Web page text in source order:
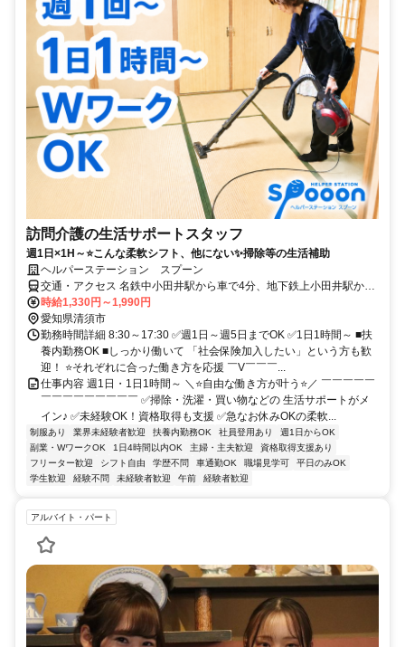
訪問介護の生活サポートスタッフ
週1日×1H～⭐こんな柔軟シフト、他にない✨掃除等の生活補助
ヘルパーステーション スプーン
交通・アクセス 名鉄中小田井駅から車で4分、地下鉄上小田井駅から
車で7分
時給1,330円～1,990円
愛知県清須市
勤務時間詳細 8:30～17:30 ✅週1日～週5日までOK ✅1日1時間～ ■扶
養内勤務OK ■しっかり働いて 「社会保険加入したい」という方も歓
迎！ ⭐それぞれに合った働き方を応援 ￣V￣￣￣...
仕事内容 週1日・1日1時間～ ＼⭐自由な働き方が叶う⭐／ ￣￣￣￣￣
￣￣￣￣￣￣￣￣￣ ✅掃除・洗濯・買い物などの 生活サポートがメ
イン♪ ✅未経験OK！資格取得も支援 ✅急なお休みOKの柔軟...
制服あり 業界未経験者歓迎 扶養内勤務OK 社員登用あり
週1日からOK
副業・WワークOK
1日4時間以内OK 主婦・主夫歓迎
資格取得支援あり
フリーター歓迎
シフト自由 学歴不問 車通勤OK 職場見学可
平日のみOK
学生歓迎
経験不問 未経験者歓迎 午前 経験者歓迎
アルバイト・パート